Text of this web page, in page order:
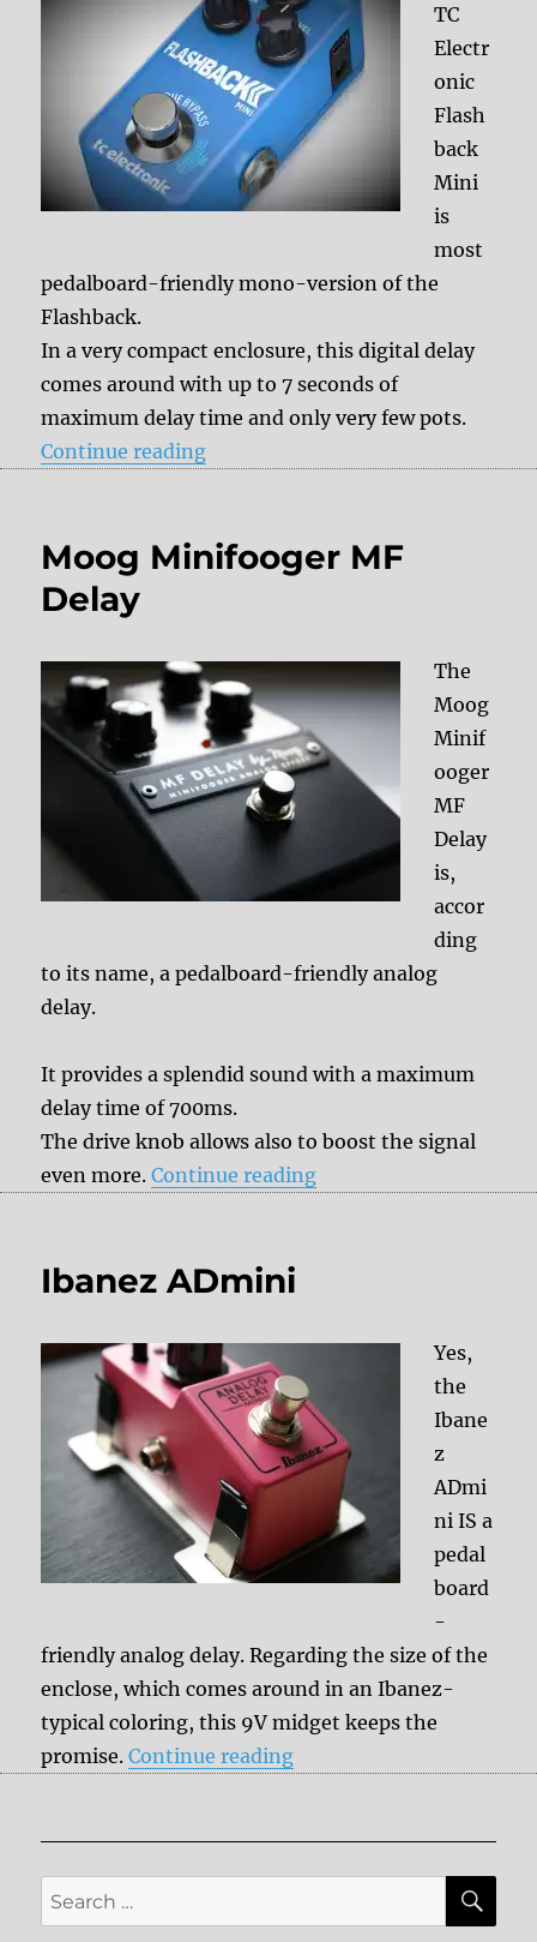
TC
Electr
onic
Flash
back
Mini
is
most
pedalboard-friendly mono-version of the
Flashback.
In a very compact enclosure, this digital delay
comes around with up to 7 seconds of
maximum delay time and only very few pots.
Continue reading“TC Electronic Flashback Mini”
Moog Minifooger MF
Delay
The
Moog
Minif
ooger
MF
Delay
is,
accor
ding
to its name, a pedalboard-friendly analog
delay.
It provides a splendid sound with a maximum
delay time of 700ms.
The drive knob allows also to boost the signal
even more.Continue reading“Moog Minifooger MF
Ibanez ADmini
Yes,
the
Ibane
z
ADmi
ni IS a
pedal
board
-
friendly analog delay. Regarding the size of the
enclose, which comes around in an Ibanez-
typical coloring, this 9V midget keeps the
promise.Continue reading“Ibanez ADmini”
Search
for: